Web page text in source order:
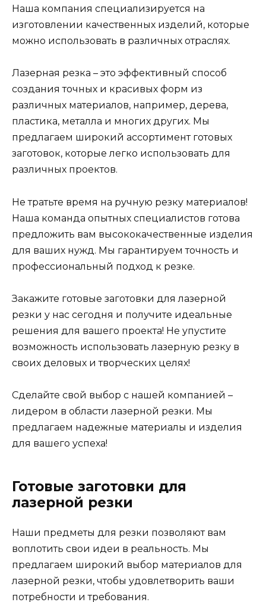
Наша компания специализируется на
изготовлении качественных изделий, которые
можно использовать в различных отраслях.
Лазерная резка – это эффективный способ
создания точных и красивых форм из
различных материалов, например, дерева,
пластика, металла и многих других. Мы
предлагаем широкий ассортимент готовых
заготовок, которые легко использовать для
различных проектов.
Не тратьте время на ручную резку материалов!
Наша команда опытных специалистов готова
предложить вам высококачественные изделия
для ваших нужд. Мы гарантируем точность и
профессиональный подход к резке.
Закажите готовые заготовки для лазерной
резки у нас сегодня и получите идеальные
решения для вашего проекта! Не упустите
возможность использовать лазерную резку в
своих деловых и творческих целях!
Сделайте свой выбор с нашей компанией –
лидером в области лазерной резки. Мы
предлагаем надежные материалы и изделия
для вашего успеха!
Готовые заготовки для
лазерной резки
Наши предметы для резки позволяют вам
воплотить свои идеи в реальность. Мы
предлагаем широкий выбор материалов для
лазерной резки, чтобы удовлетворить ваши
потребности и требования.